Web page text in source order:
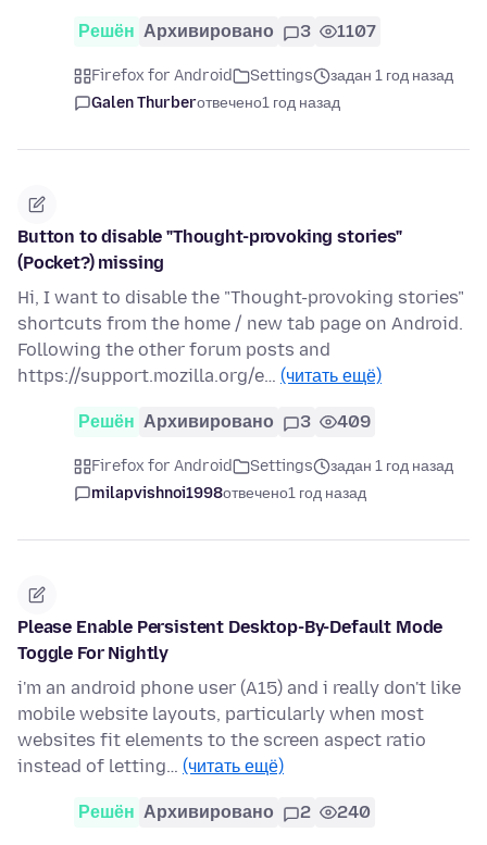
Решён Архивировано 3 1107
Firefox for Android Settings
задан 1 год назад
Galen Thurberотвечено1 год назад
Button to disable "Thought-provoking stories"
(Pocket?) missing
Hi, I want to disable the "Thought-provoking stories"
shortcuts from the home / new tab page on Android.
Following the other forum posts and
https://support.mozilla.org/e… (читать ещё)
Решён Архивировано 3 409
Firefox for Android Settings
задан 1 год назад
milapvishnoi1998отвечено1 год назад
Please Enable Persistent Desktop-By-Default Mode
Toggle For Nightly
i'm an android phone user (A15) and i really don't like
mobile website layouts, particularly when most
websites fit elements to the screen aspect ratio
instead of letting… (читать ещё)
Решён Архивировано 2 240